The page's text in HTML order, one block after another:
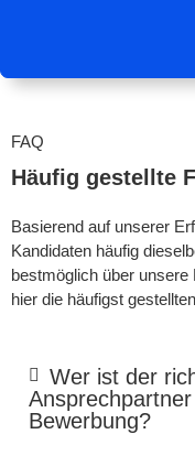
FAQ
Häufig gestellte
Basierend auf unserer
Kandidaten häufig
bestmöglich über
hier die häufigst
Wer ist der
Bewerbung?